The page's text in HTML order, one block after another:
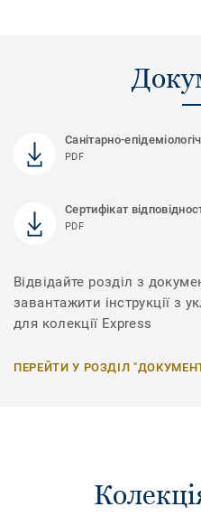
Санітарно-
PDF
Сертифікат
PDF
Відвідайте розділ з
завантажити інструкції з
для колекції Express
ПЕРЕЙТИ У РОЗДІЛ